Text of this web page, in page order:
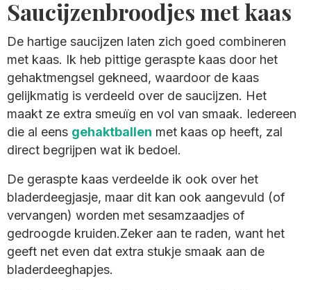
Saucijzenbroodjes met kaas
De hartige saucijzen laten zich goed combineren
met kaas. Ik heb pittige geraspte kaas door het
gehaktmengsel gekneed, waardoor de kaas
gelijkmatig is verdeeld over de saucijzen. Het
maakt ze extra smeuïg en vol van smaak. Iedereen
die al eens gehaktballen met kaas op heeft, zal
direct begrijpen wat ik bedoel.
De geraspte kaas verdeelde ik ook over het
bladerdeegjasje, maar dit kan ook aangevuld (of
vervangen) worden met sesamzaadjes of
gedroogde kruiden.Zeker aan te raden, want het
geeft net even dat extra stukje smaak aan de
bladerdeeghapjes.